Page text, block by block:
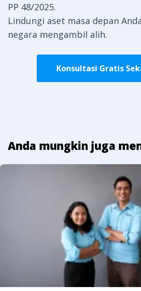
PP 48/2025.
Lindungi aset masa depan
negara mengambil alih.
Konsultasi Gratis
Anda mungkin juga